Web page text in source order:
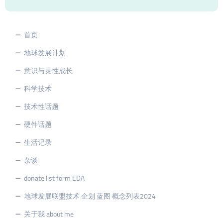
首页
地球发展计划
意识与灵性成长
科学技术
技术性话题
硬件话题
生活记录
杂谈
donate list form EDA
地球发展联盟技术 企划 蓝图 概念列表2024
关于我 about me